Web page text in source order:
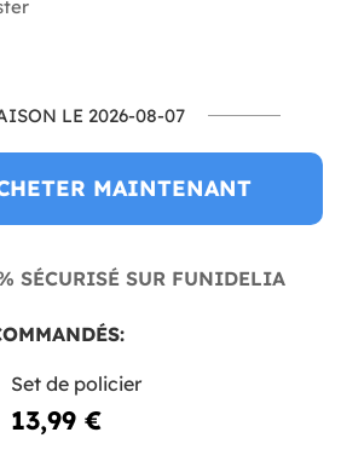
LE 2026-08-07
MAINTENANT
SÉCURISÉ SUR FUNIDELIA
Set de policier
13,99 €